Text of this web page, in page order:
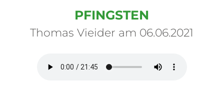
PFINGSTEN
Thomas Vieider am 06.06.2021